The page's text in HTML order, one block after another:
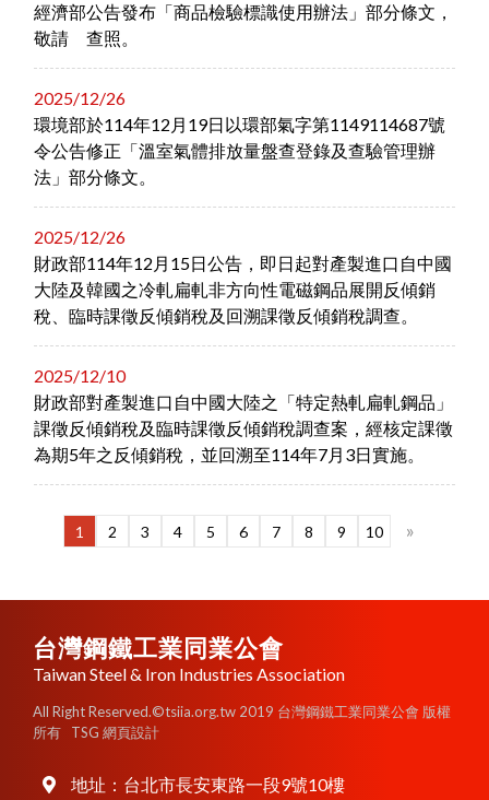
經濟部公告發布「商品檢驗標識使用辦法」部分條文，
敬請 查照。
2025/12/26
環境部於114年12月19日以環部氣字第1149114687號
令公告修正「溫室氣體排放量盤查登錄及查驗管理辦
法」部分條文。
2025/12/26
財政部114年12月15日公告，即日起對產製進口自中國
大陸及韓國之冷軋扁軋非方向性電磁鋼品展開反傾銷
稅、臨時課徵反傾銷稅及回溯課徵反傾銷稅調查。
2025/12/10
財政部對產製進口自中國大陸之「特定熱軋扁軋鋼品」
課徵反傾銷稅及臨時課徵反傾銷稅調查案，經核定課徵
為期5年之反傾銷稅，並回溯至114年7月3日實施。
1 2 3 4 5 6 7 8 9 10 »
台灣鋼鐵工業同業公會
Taiwan Steel & Iron Industries Association
All Right Reserved.©tsiia.org.tw 2019 台灣鋼鐵工業同業公會 版權
所有 TSG 網頁設計
地址： 台北市長安東路一段9號10樓